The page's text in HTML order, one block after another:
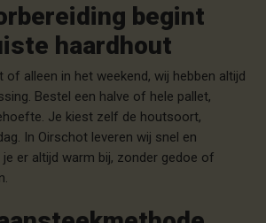
begint
haardhout
of alleen in het weekend, wij hebben altijd
Bestel een halve of hele pallet,
Je kiest zelf de houtsoort,
In Oirschot leveren wij snel en
er altijd warm bij, zonder gedoe of